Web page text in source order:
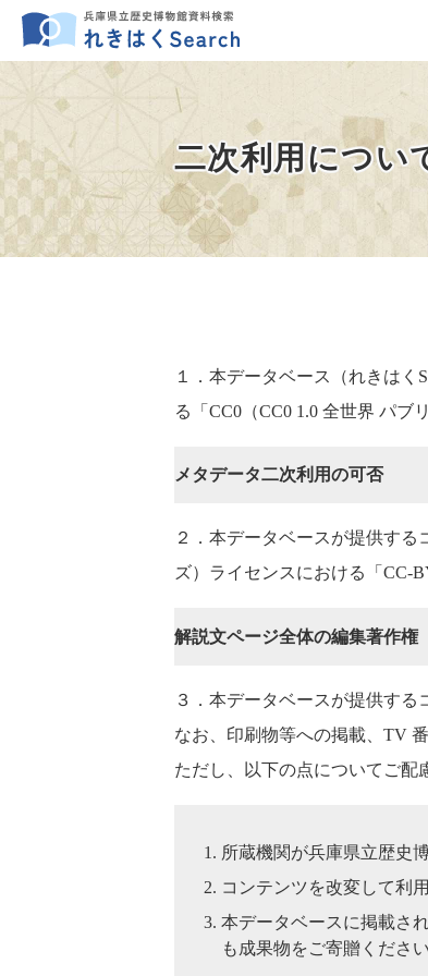
二次利用につい
１．本データベース（れきはく
る「CC0（CC0 1.0 全世界 パブ
メタデータ二次利用の可否
２．本データベースが提供す
ズ）ライセンスにおける「CC-
解説文ページ全体の編集著作権
３．本データベースが提供する
なお、印刷物等への掲載、TV
ただし、以下の点についてご配
所蔵機関が兵庫県立歴史
コンテンツを改変して利
本データベースに掲載さ
も成果物をご寄贈ください